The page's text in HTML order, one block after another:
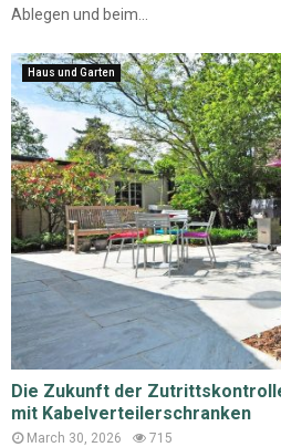
Ablegen und beim...
Haus und Garten
Die Zukunft der
mit Kabelverteilerschranken
March 30, 2026 715